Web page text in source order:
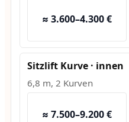
≈ 3.600–4.300 €
Sitzlift Kurve · innen
6,8 m, 2 Kurven
≈ 7.500–9.200 €